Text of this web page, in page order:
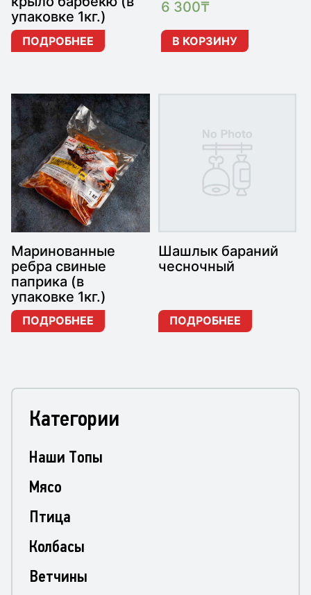
упаковке 1кг.)
ПОДРОБНЕЕ
6 300₸
В КОРЗИНУ
Маринованные
ребра свиные
паприка (в
упаковке 1кг.)
ПОДРОБНЕЕ
Шашлык бараний
чесночный
ПОДРОБНЕЕ
Категории
Наши Топы
Мясо
Птица
Колбасы
Ветчины